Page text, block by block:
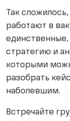
Так
работают в
единственные,
стратегию и
которыми
разобрать
наболевшим.
Встречайте